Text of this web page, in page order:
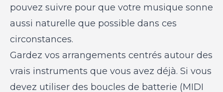
pouvez suivre pour que votre musique sonne
aussi naturelle que possible dans ces
circonstances.
Gardez vos arrangements centrés autour des
vrais instruments que vous avez déjà. Si vous
devez utiliser des boucles de batterie (MIDI